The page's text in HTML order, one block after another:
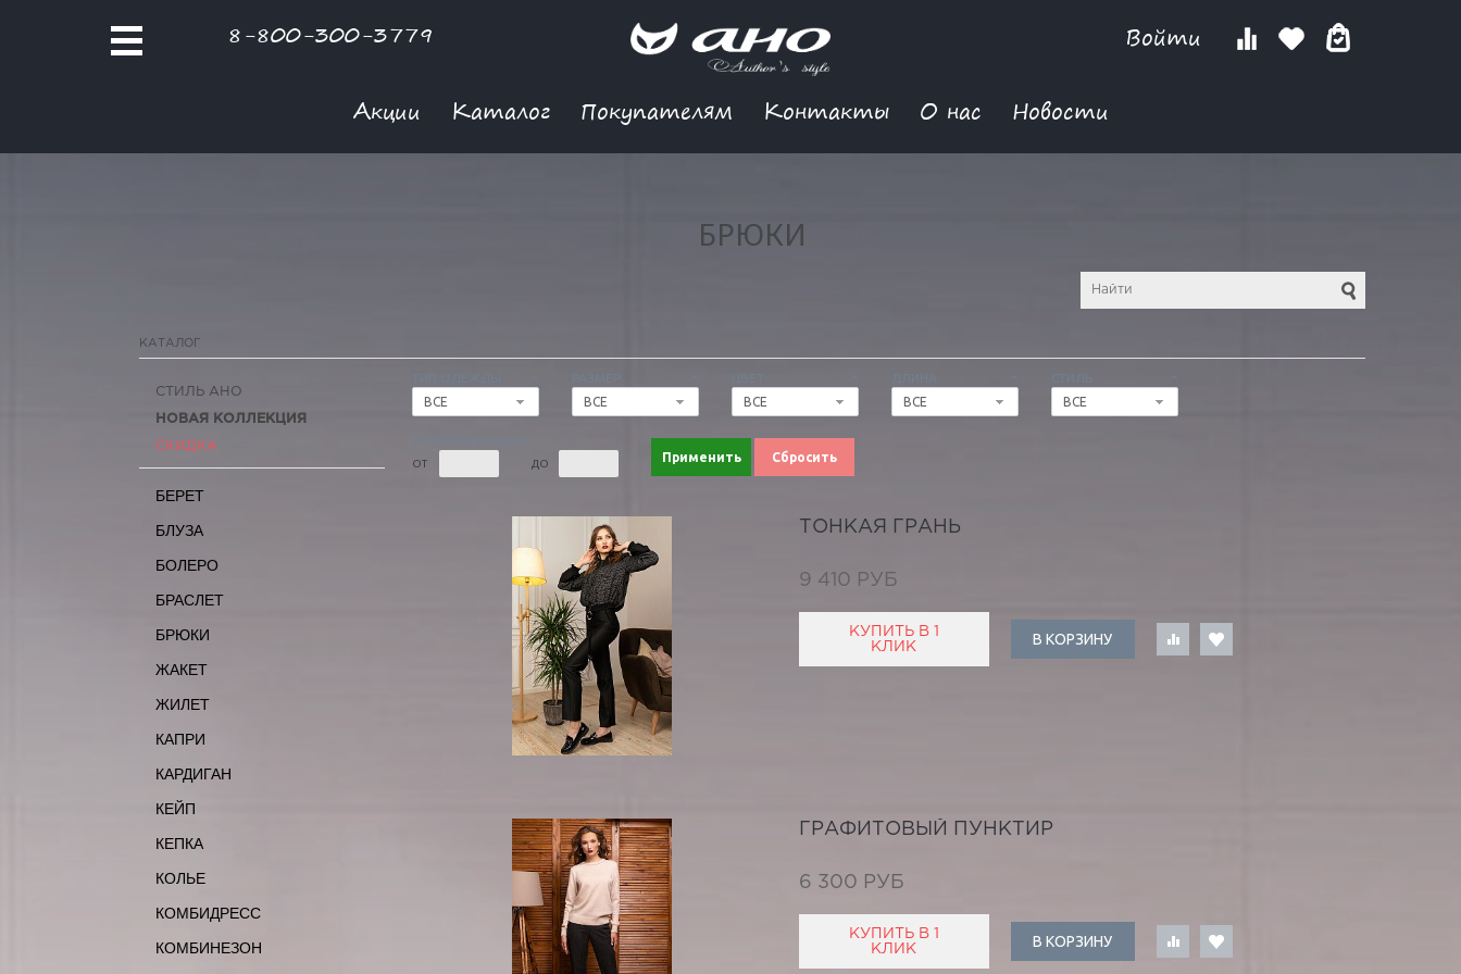
8-800-300-3779 Войти
Акции Каталог Покупателям Контакты О нас Новости
БРЮКИ
КАТАЛОГ
ВСЕ
ВСЕ
ВСЕ
ВСЕ
СТИЛЬ
ВСЕ
ОТ ДО Применить Сбросить
СТИЛЬ АНО
НОВАЯ КОЛЛЕКЦИЯ
СКИДКА
БЕРЕТ
БЛУЗА
БОЛЕРО
БРАСЛЕТ
БРЮКИ
ЖАКЕТ
ЖИЛЕТ
КАПРИ
КАРДИГАН
КЕЙП
КЕПКА
КОЛЬЕ
КОМБИДРЕСС
КОМБИНЕЗОН
ТОНКАЯ ГРАНЬ
9 410 РУБ
КУПИТЬ В 1
КЛИК
В КОРЗИНУ
ГРАФИТОВЫЙ ПУНКТИР
6 300 РУБ
КУПИТЬ В 1
КЛИК
В КОРЗИНУ